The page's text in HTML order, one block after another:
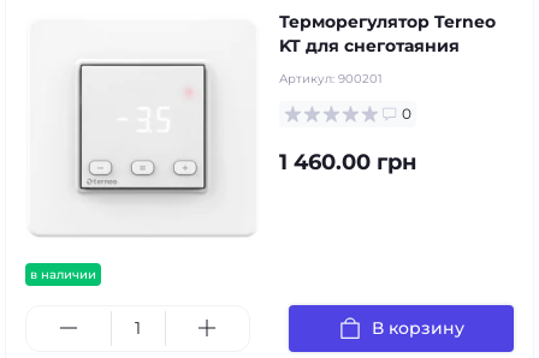
в наличии
Терморегулятор Terneo
KT для снеготаяния
Артикул: 900201
0
1 460.00 грн
В корзину